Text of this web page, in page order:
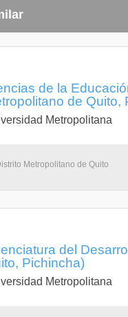
de la
de Quito,
Metropolitana
Metropolitano de Quito
del
Pichincha)
Metropolitana